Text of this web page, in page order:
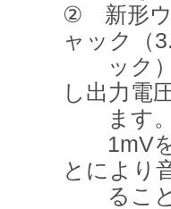
② 新形ウ
ャック（
ック）
し出力電
ます。
1mVを
とにより
ること